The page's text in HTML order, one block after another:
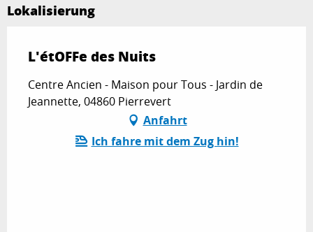
Lokalisierung
L'étOFFe des Nuits
Centre Ancien - Maison pour Tous - Jardin de
Jeannette, 04860 Pierrevert
Anfahrt
Ich fahre mit dem Zug hin!